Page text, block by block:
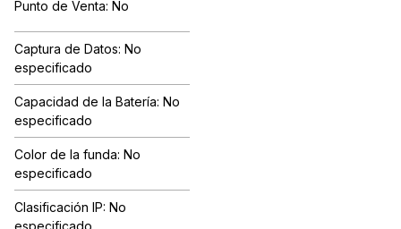
Punto de Venta: No
Captura de Datos: No
especificado
Capacidad de la Batería: No
especificado
Color de la funda: No
especificado
Clasificación IP: No
especificado